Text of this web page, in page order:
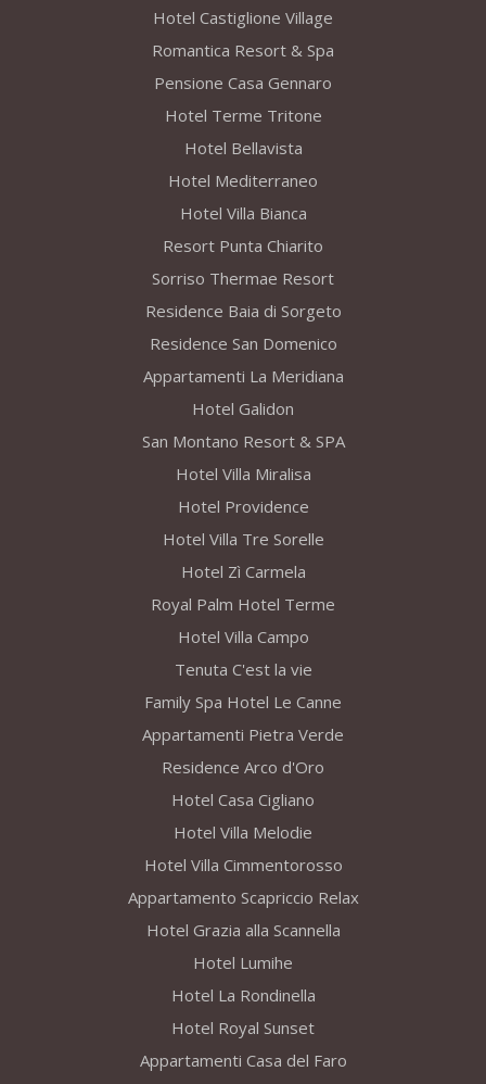
Hotel Castiglione Village
Romantica Resort & Spa
Pensione Casa Gennaro
Hotel Terme Tritone
Hotel Bellavista
Hotel Mediterraneo
Hotel Villa Bianca
Resort Punta Chiarito
Sorriso Thermae Resort
Residence Baia di Sorgeto
Residence San Domenico
Appartamenti La Meridiana
Hotel Galidon
San Montano Resort & SPA
Hotel Villa Miralisa
Hotel Providence
Hotel Villa Tre Sorelle
Hotel Zì Carmela
Royal Palm Hotel Terme
Hotel Villa Campo
Tenuta C'est la vie
Family Spa Hotel Le Canne
Appartamenti Pietra Verde
Residence Arco d'Oro
Hotel Casa Cigliano
Hotel Villa Melodie
Hotel Villa Cimmentorosso
Appartamento Scapriccio Relax
Hotel Grazia alla Scannella
Hotel Lumihe
Hotel La Rondinella
Hotel Royal Sunset
Appartamenti Casa del Faro